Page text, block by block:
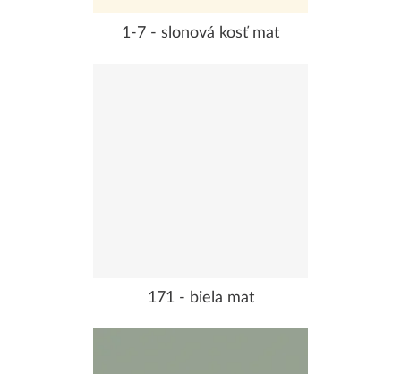
1-7 - slonová kosť mat
171 - biela mat